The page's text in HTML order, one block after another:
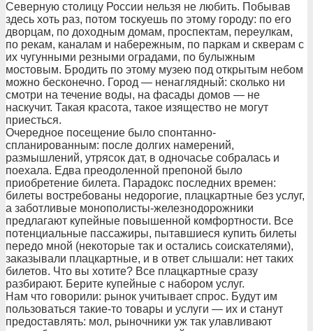
Северную столицу России нельзя не любить. Побывав
здесь хоть раз, потом тоскуешь по этому городу: по его
дворцам, по доходным домам, проспектам, переулкам,
по рекам, каналам и набережным, по паркам и скверам с
их чугунными резными оградами, по булыжным
мостовым. Бродить по этому музею под открытым небом
можно бесконечно. Город — ненаглядный: сколько ни
смотри на течение воды, на фасады домов — не
наскучит. Такая красота, такое изящество не могут
приесться.
Очередное посещение было спонтанно-
спланированным: после долгих намерений,
размышлений, утрясок дат, в одночасье собралась и
поехала. Едва преодоленной препоной было
приобретение билета. Парадокс последних времен:
билеты востребованы недорогие, плацкартные без услуг,
а заботливые монополисты-железнодорожники
предлагают купейные повышенной комфортности. Все
потенциальные пассажиры, пытавшиеся купить билеты
передо мной (некоторые так и остались соискателями),
заказывали плацкартные, и в ответ слышали: нет таких
билетов. Что вы хотите? Все плацкартные сразу
разбирают. Берите купейные с набором услуг.
Нам что говорили: рынок учитывает спрос. Будут им
пользоваться такие-то товары и услуги — их и станут
предоставлять: мол, рыночники уж так улавливают